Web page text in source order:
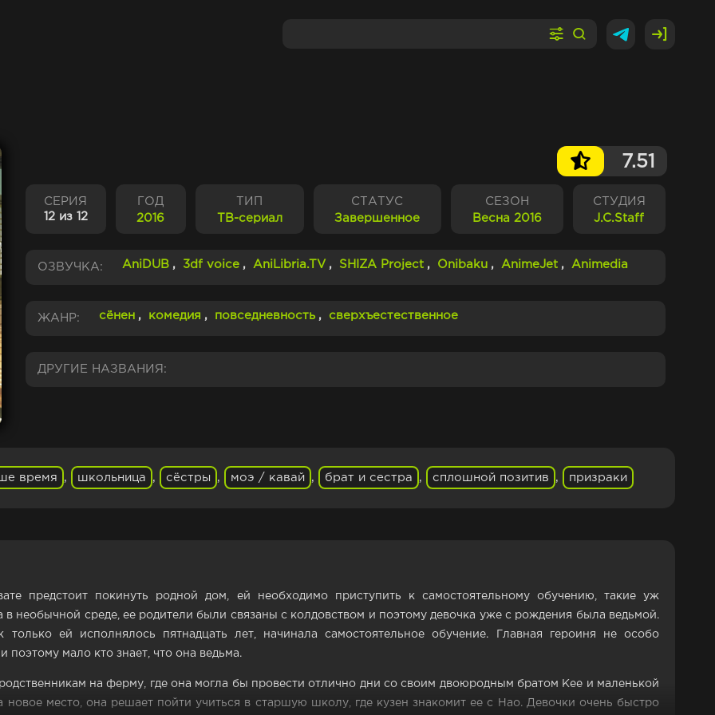
7.51
СЕРИЯ
12 из 12
ГОД
2016
ТИП
ТВ-сериал
СТАТУС
Завершенное
СЕЗОН
Весна 2016
СТУДИЯ
J.C.Staff
ОЗВУЧКА: AniDUB , 3df voice , AniLibria.TV , SHIZA Project , Onibaku , AnimeJet , Animedia
ЖАНР: сёнен , комедия , повседневность , сверхъестественное
ДРУГИЕ НАЗВАНИЯ:
время , школьница , сёстры , моэ / кавай , брат и сестра , сплошной позитив , призраки
предстоит покинуть родной дом, ей необходимо приступить к самостоятельному обучению, такие уж
в необычной среде, ее родители были связаны с колдовством и поэтому девочка уже с рождения была ведьмой.
ей исполнялось пятнадцать лет, начинала самостоятельное обучение. Главная героиня не особо
поэтому мало кто знает, что она ведьма.
на ферму, где она могла бы провести отлично дни со своим двоюродным братом Кее и маленькой
новое место, она решает пойти учиться в старшую школу, где кузен знакомит ее с Нао. Девочки очень быстро